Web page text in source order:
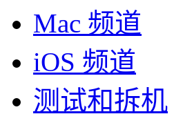
Mac 频道
iOS 频道
测试和拆机